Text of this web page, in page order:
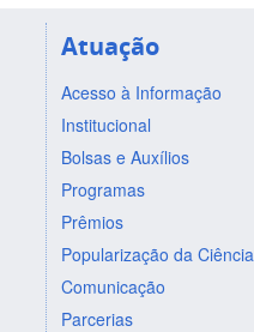
Atuação
Acesso à Informação
Institucional
Bolsas e Auxílios
Programas
Prêmios
Popularização da Ciência
Comunicação
Parcerias